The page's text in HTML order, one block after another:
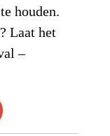
houden.
Laat het
–